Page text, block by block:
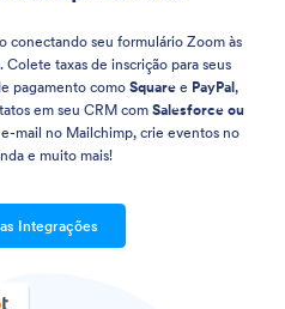
conectando seu formulário Zoom às
taxas de inscrição para seus
pagamento como Squaree PayPal,
em seu CRM com Salesforce ou
mail no Mailchimp, crie eventos no
e muito mais!
Integrações